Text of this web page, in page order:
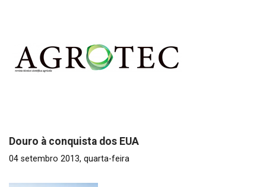
Douro à conquista dos EUA
04 setembro 2013, quarta-feira